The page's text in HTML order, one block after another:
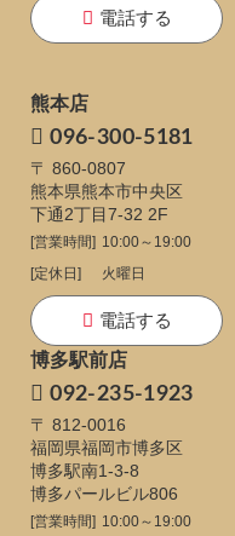
電話する
熊本店
096-300-5181
〒 860-0807
熊本県熊本市中央区
下通2丁目7-32 2F
[営業時間] 10:00～19:00
[定休日]
火曜日
電話する
博多駅前店
092-235-1923
〒 812-0016
福岡県福岡市博多区
博多駅南1-3-8
博多パールビル806
[営業時間] 10:00～19:00